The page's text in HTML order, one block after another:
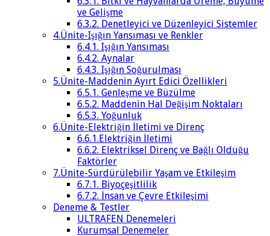
ve Gelişme
6.3.2. Denetleyici ve Düzenleyici Sistemler
4.Ünite-Işığın Yansıması ve Renkler
6.4.1. Işığın Yansıması
6.4.2. Aynalar
6.4.3. Işığın Soğurulması
5.Ünite-Maddenin Ayırt Edici Özellikleri
6.5.1. Genleşme ve Büzülme
6.5.2. Maddenin Hal Değişim Noktaları
6.5.3. Yoğunluk
6.Ünite-Elektriğin İletimi ve Direnç
6.6.1.Elektriğin İletimi
6.6.2. Elektriksel Direnç ve Bağlı Olduğu
Faktörler
7.Ünite-Sürdürülebilir Yaşam ve Etkileşim
6.7.1. Biyoçeşitlilik
6.7.2. İnsan ve Çevre Etkileşimi
Deneme & Testler
ULTRAFEN Denemeleri
Kurumsal Denemeler